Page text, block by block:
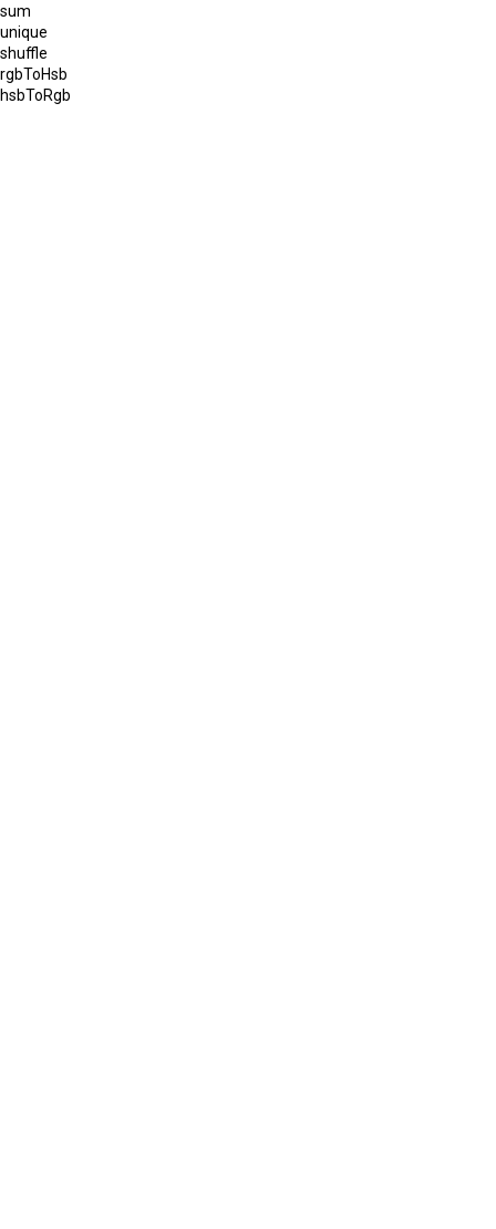
sum
unique
shuffle
rgbToHsb
hsbToRgb